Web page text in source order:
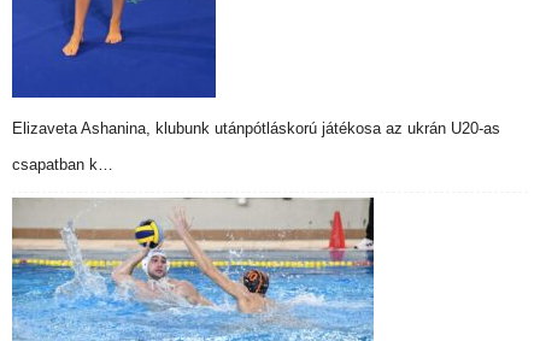
Elizaveta Ashanina, klubunk utánpótláskorú játékosa az ukrán U20-as
csapatban k…